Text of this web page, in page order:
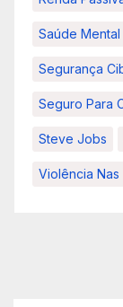
Saúde
Segurança
Seguro Para
Steve Jobs
Violência Nas